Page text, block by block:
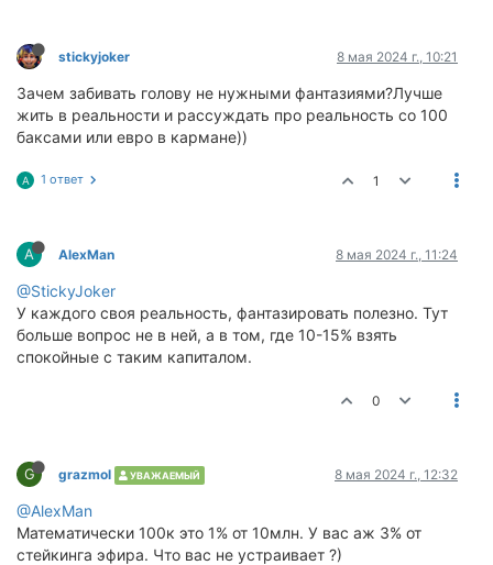
stickyjoker 8 мая 2024 г., 10:21
Зачем забивать голову не нужными фантазиями?Лучше
жить в реальности и рассуждать про реальность со 100
баксами или евро в кармане))
A 1 ответ 1
A AlexMan 8 мая 2024 г., 11:24
@StickyJoker
У каждого своя реальность, фантазировать полезно. Тут
больше вопрос не в ней, а в том, где 10-15% взять
спокойные с таким капиталом.
0
G grazmol УВАЖАЕМЫЙ 8 мая 2024 г., 12:32
@AlexMan
Математически 100к это 1% от 10млн. У вас аж 3% от
стейкинга эфира. Что вас не устраивает ?)